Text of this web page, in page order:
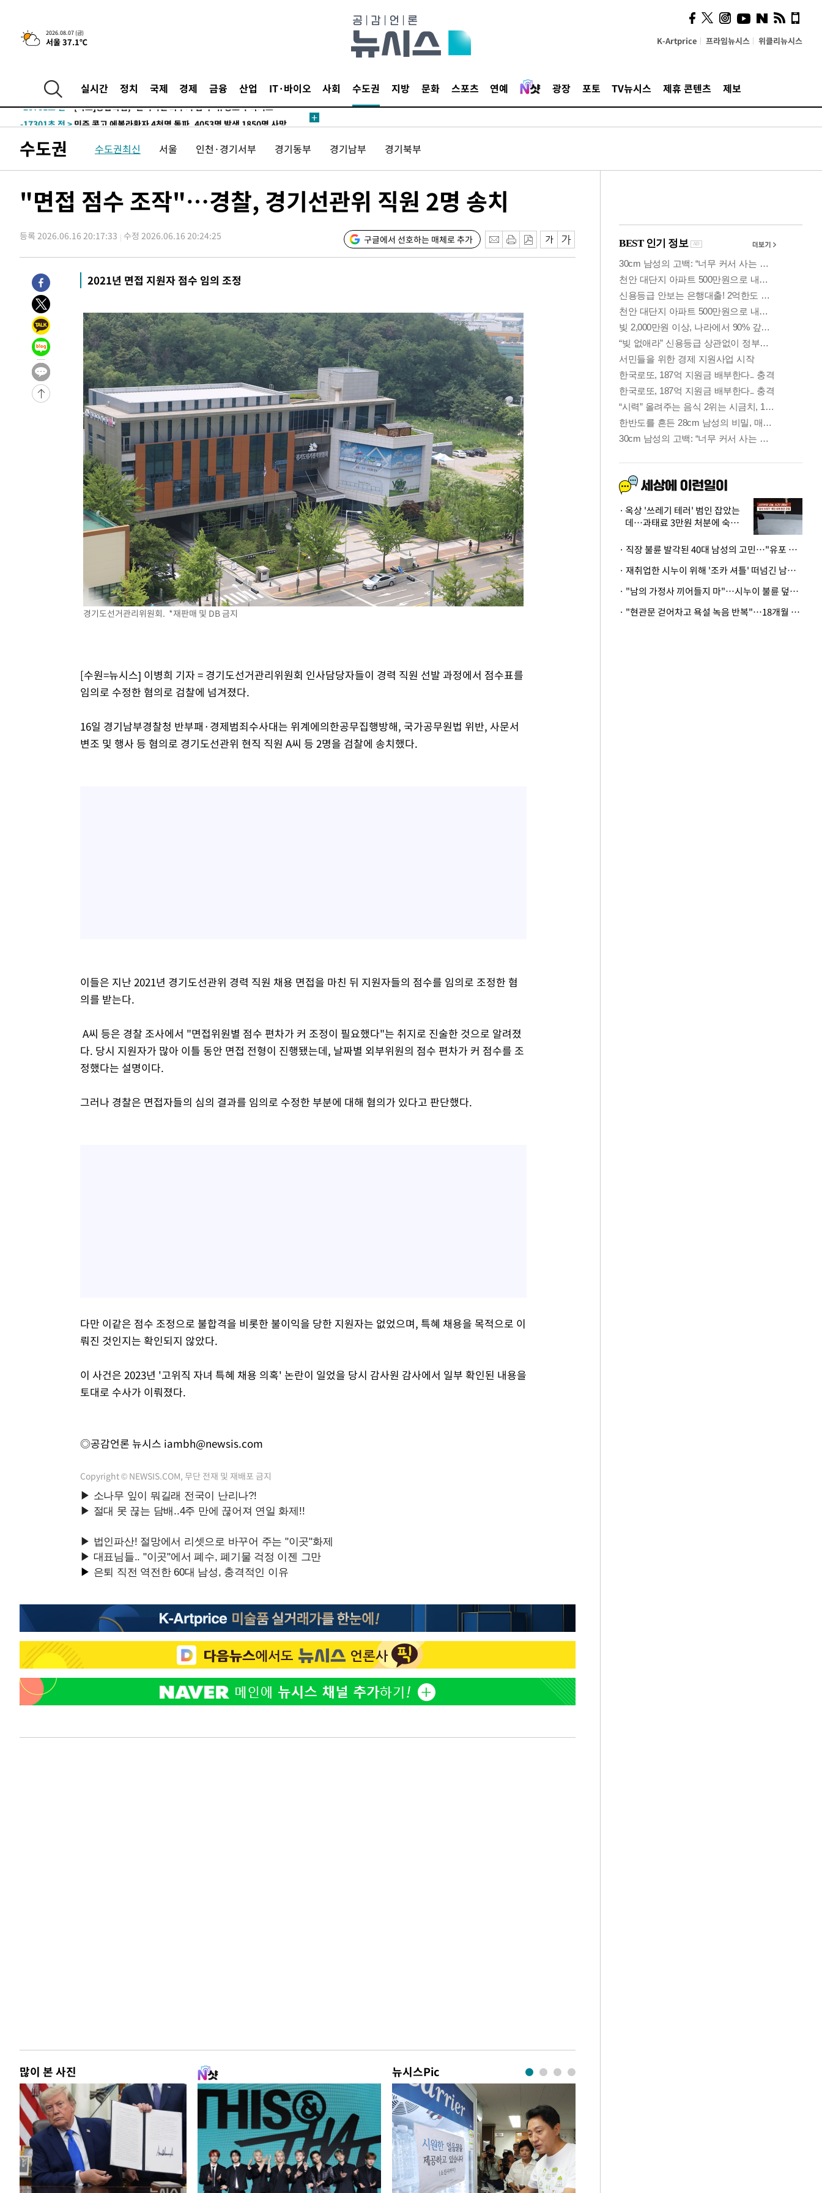
2026.08.07 (금)
서울 37.1℃ K-Artprice 프라임뉴시스 위클리뉴시스
실시간 정치 국제 경제 금융 산업 IT·바이오 사회 수도권 지방 문화 스포츠 연예 광장 포토 TV뉴시스 제휴 콘텐츠 제보
-31992초 전 >[속보]규제합리화위원회 부위원장에 김태유 서울대 공대 교수…이
병태 후임
-28350초 전 > [속보]국힘 윤리위, '돌려차기 발언' 진종오·서범수 징계 절차 개시
25.3%↑
-20835초 전 >
[속보]'채상병 순직 책임' 임성근, 항소심도 징역 3년
-20701초 전 >
-17301초 전 >
민주 콩고 에볼라환자 4천명 돌파, 4053명 발생 1850명 사망
-15745초 전 >
"미 전국적 살모네라 식중독 원인은 멕시코산 할라피뇨"-- CDC
-14258초 전 >[속보]경찰·노동부, HL만도 평택사업장 끼임 사망 관련 압수수색
압수수색
-13894초 전 >[속보]원·달러 환율, 오전 9시 1423.8원
-13676초 전 >[속보]코스닥, 5.95포인트(0.74%) 상승한 807.62개장
-13644초 전 >[속보]코스피, 6300선 재탈환…1.09% 오른 6365.07 개장
-10809초 전 >
시리아 다마스쿠스 교외에서 미니버스 폭발.. 14명 부상, 3명은 중
-10107초 전 >
입추에도 극한더위…서울 낮 39도 '폭염중대경보'
-5071초 전 >
례 큰 폭발음
-3786초 전 >
[속보]美, 폴리실리콘 수입 규제…파생제품 15% 관세, 120일 후 발
-1937초 전 >
[속보]트럼프, 美 원정출산 금지 행정명령 서명
6분 전 >
[속보] 뉴욕증시, 일제 하락 마감…나스닥 0.06%↓
-31992초 전 >
[속보]규제합리화위원회 부위원장에 김태유 서울대 공대 교수…이
병태 후임
-28350초 전 >
[속보]국힘 윤리위, '돌려차기 발언' 진종오·서범수 징계 절차 개시
[속보] 7월 중국 수출 23.9%↑ 수입 27.5%↑…무역총액
[속보]'채상병 순직 책임' 임성근, 항소심도 징역 3년
[속보]종합특검, '관저이전 봐주기 감사' 유병호 구속기소
민주 콩고 에볼라환자 4천명 돌파, 4053명 발생 1850명 사망
[속보]'300억원대 사기 혐의' 차가원 대표 구속 송치
"미 전국적 살모네라 식중독 원인은 멕시코산 할라피뇨"-- CDC
[속보]경찰·노동부, HL만도 평택사업장 끼임 사망 관련 압수수색
[속보]합수본, '투표율 허위 입력' 중앙·서울·경기도 선관위 등 9곳
[속보]원·달러 환율, 오전 9시 1423.8원
[속보]삼성전자·SK하이닉스 동반 강보합…1%대 상승 출발
[속보]코스닥, 5.95포인트(0.74%) 상승한 807.62개장
[속보]코스피, 6300선 재탈환…1.09% 오른 6365.07 개장
시리아 다마스쿠스 교외에서 미니버스 폭발.. 14명 부상, 3명은 중
[속보]트럼프, 美 원정출산 금지 행정명령 서명
[속보] 뉴욕증시, 일제 하락 마감…나스닥 0.06%↓
수도권 수도권최신 서울 인천·경기서부 경기동부 경기남부 경기북부
"면접 점수 조작"…경찰, 경기선관위 직원 2명 송치
등록 2026.06.16 20:17:33 수정 2026.06.16 20:24:25 구글에서 선호하는 매체로 추가
2021년 면접 지원자 점수 임의 조정
경기도선거관리위원회. *재판매 및 DB 금지
[수원=뉴시스] 이병희 기자 = 경기도선거관리위원회 인사담당자들이 경력 직원 선발 과정에서 점수표를
임의로 수정한 혐의로 검찰에 넘겨졌다.
16일 경기남부경찰청 반부패·경제범죄수사대는 위계에의한공무집행방해, 국가공무원법 위반, 사문서
변조 및 행사 등 혐의로 경기도선관위 현직 직원 A씨 등 2명을 검찰에 송치했다.
이들은 지난 2021년 경기도선관위 경력 직원 채용 면접을 마친 뒤 지원자들의 점수를 임의로 조정한 혐
의를 받는다.
A씨 등은 경찰 조사에서 "면접위원별 점수 편차가 커 조정이 필요했다"는 취지로 진술한 것으로 알려졌
다. 당시 지원자가 많아 이틀 동안 면접 전형이 진행됐는데, 날짜별 외부위원의 점수 편차가 커 점수를 조
정했다는 설명이다.
그러나 경찰은 면접자들의 심의 결과를 임의로 수정한 부분에 대해 혐의가 있다고 판단했다.
다만 이같은 점수 조정으로 불합격을 비롯한 불이익을 당한 지원자는 없었으며, 특혜 채용을 목적으로 이
뤄진 것인지는 확인되지 않았다.
이 사건은 2023년 '고위직 자녀 특혜 채용 의혹' 논란이 일었을 당시 감사원 감사에서 일부 확인된 내용을
토대로 수사가 이뤄졌다.
◎공감언론 뉴시스 iambh@newsis.com
Copyright © NEWSIS.COM, 무단 전재 및 재배포 금지
많이 본 사진 뉴시스Pic
시, 스마트폰 액세서리에
NFC 더했다
옥상 '쓰레기 테러' 범인 잡았는
데…과태료 3만원 처분에 숙박업
· 직장 불륜 발각된 40대 남성의 고민…"유포 동료 명예훼손·협박죄 고소 가능할까"
· 재취업한 시누이 위해 '조카 셔틀' 떠넘긴 남편…아내 "난 못한다"
· "남의 가정사 끼어들지 마"…시누이 불륜 덮으려는 남편에 억울한 아내
· "현관문 걷어차고 욕설 녹음 반복"…18개월 아기 키우는 집 뒤흔든 '앞집의 비극'